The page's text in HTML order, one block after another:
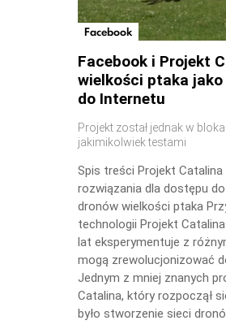
Facebook
Facebook i Projekt
wielkości ptaka
do Internetu
Projekt został jednak w
jakimikolwiek testami
Spis treści Projekt
rozwiązania dla dostępu
dronów wielkości ptaka
technologii Projekt
lat eksperymentuje z
mogą zrewolucjonizować
Jednym z mniej znanych
Catalina, który rozpoczął
było stworzenie sieci